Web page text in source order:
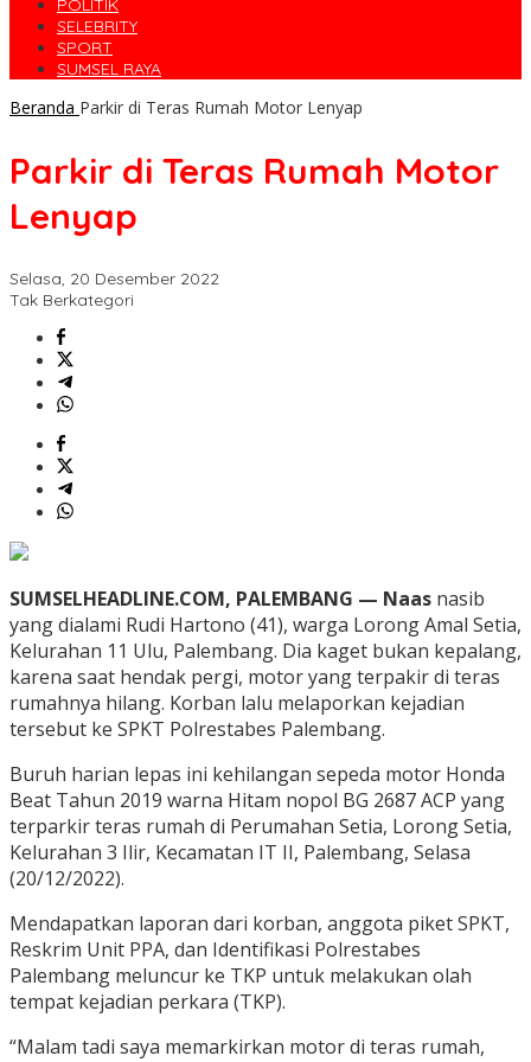
POLITIK
SELEBRITY
SPORT
SUMSEL RAYA
Beranda Parkir di Teras Rumah Motor Lenyap
Parkir di Teras Rumah Motor
Lenyap
Selasa, 20 Desember 2022
Tak Berkategori
SUMSELHEADLINE.COM, PALEMBANG — Naas nasib
yang dialami Rudi Hartono (41), warga Lorong Amal Setia,
Kelurahan 11 Ulu, Palembang. Dia kaget bukan kepalang,
karena saat hendak pergi, motor yang terpakir di teras
rumahnya hilang. Korban lalu melaporkan kejadian
tersebut ke SPKT Polrestabes Palembang.
Buruh harian lepas ini kehilangan sepeda motor Honda
Beat Tahun 2019 warna Hitam nopol BG 2687 ACP yang
terparkir teras rumah di Perumahan Setia, Lorong Setia,
Kelurahan 3 Ilir, Kecamatan IT II, Palembang, Selasa
(20/12/2022).
Mendapatkan laporan dari korban, anggota piket SPKT,
Reskrim Unit PPA, dan Identifikasi Polrestabes
Palembang meluncur ke TKP untuk melakukan olah
tempat kejadian perkara (TKP).
“Malam tadi saya memarkirkan motor di teras rumah,